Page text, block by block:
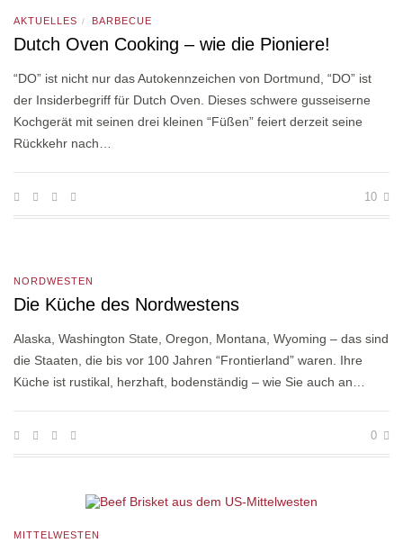
AKTUELLES / BARBECUE
Dutch Oven Cooking – wie die Pioniere!
“DO” ist nicht nur das Autokennzeichen von Dortmund, “DO” ist
der Insiderbegriff für Dutch Oven. Dieses schwere gusseiserne
Kochgerät mit seinen drei kleinen “Füßen” feiert derzeit seine
Rückkehr nach…
10
NORDWESTEN
Die Küche des Nordwestens
Alaska, Washington State, Oregon, Montana, Wyoming – das sind
die Staaten, die bis vor 100 Jahren “Frontierland” waren. Ihre
Küche ist rustikal, herzhaft, bodenständig – wie Sie auch an…
0
MITTELWESTEN